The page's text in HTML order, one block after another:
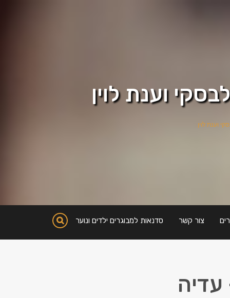
וענת לוין
וענת לוין
צור קשר סדנאות למבוגרים ילדים ונוער
עדיה